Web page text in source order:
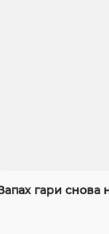
гари снова